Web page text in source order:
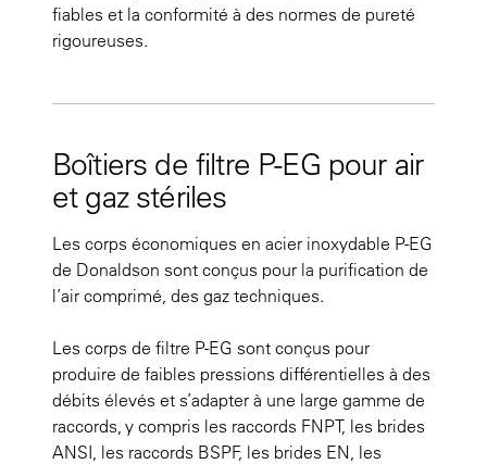
fiables et la conformité à des normes de pureté
rigoureuses.
Boîtiers de filtre P-EG pour air
et gaz stériles
Les corps économiques en acier inoxydable P-EG
de Donaldson sont conçus pour la purification de
l’air comprimé, des gaz techniques.
Les corps de filtre P-EG sont conçus pour
produire de faibles pressions différentielles à des
débits élevés et s’adapter à une large gamme de
raccords, y compris les raccords FNPT, les brides
ANSI, les raccords BSPF, les brides EN, les